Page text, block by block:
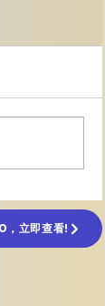
實境
，立即查看!